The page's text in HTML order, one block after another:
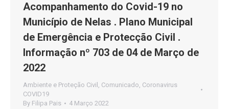
Acompanhamento do Covid-19 no
Município de Nelas . Plano Municipal
de Emergência e Protecção Civil .
Informação nº 703 de 04 de Março de
2022
Ambiente e Proteção Civil Comunicado Coronavirus
COVID19
By Filipa Pais 4 Março 2022